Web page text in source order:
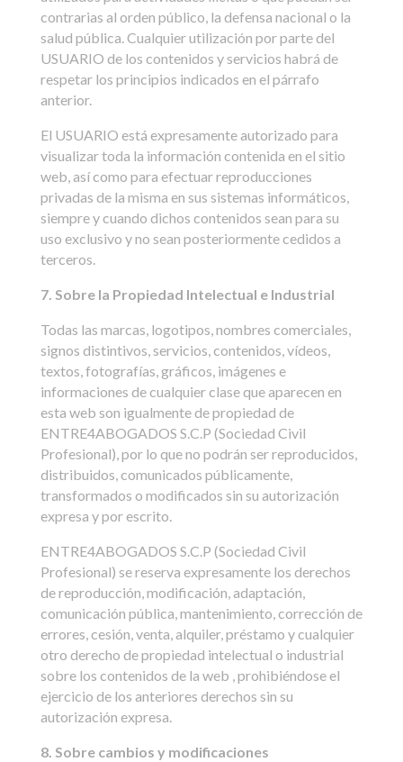
contrarias al orden público, la defensa nacional o la
salud pública. Cualquier utilización por parte del
USUARIO de los contenidos y servicios habrá de
respetar los principios indicados en el párrafo
anterior.
El USUARIO está expresamente autorizado para
visualizar toda la información contenida en el sitio
web, así como para efectuar reproducciones
privadas de la misma en sus sistemas informáticos,
siempre y cuando dichos contenidos sean para su
uso exclusivo y no sean posteriormente cedidos a
terceros.
7. Sobre la Propiedad Intelectual e Industrial
Todas las marcas, logotipos, nombres comerciales,
signos distintivos, servicios, contenidos, vídeos,
textos, fotografías, gráficos, imágenes e
informaciones de cualquier clase que aparecen en
esta web son igualmente de propiedad de
ENTRE4ABOGADOS S.C.P (Sociedad Civil
Profesional), por lo que no podrán ser reproducidos,
distribuidos, comunicados públicamente,
transformados o modificados sin su autorización
expresa y por escrito.
ENTRE4ABOGADOS S.C.P (Sociedad Civil
Profesional) se reserva expresamente los derechos
de reproducción, modificación, adaptación,
comunicación pública, mantenimiento, corrección de
errores, cesión, venta, alquiler, préstamo y cualquier
otro derecho de propiedad intelectual o industrial
sobre los contenidos de la web , prohibiéndose el
ejercicio de los anteriores derechos sin su
autorización expresa.
8. Sobre cambios y modificaciones